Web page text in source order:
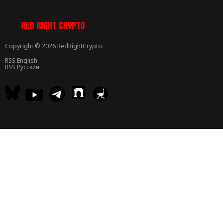
Copyright © 2026 RedRightCrypto.
RSS English
RSS Русский